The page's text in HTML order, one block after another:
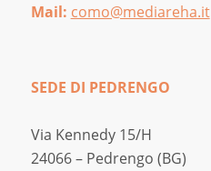
Mail: como@mediareha.it
SEDE DI PEDRENGO
Via Kennedy 15/H
24066 – Pedrengo (BG)